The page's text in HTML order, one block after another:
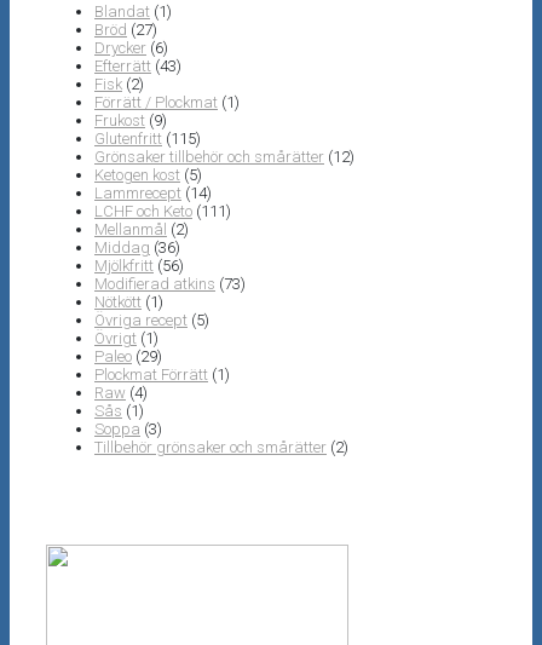
Blandat (1)
Bröd (27)
Drycker (6)
Efterrätt (43)
Fisk (2)
Förrätt / Plockmat (1)
Frukost (9)
Glutenfritt (115)
Grönsaker tillbehör och smårätter (12)
Ketogen kost (5)
Lammrecept (14)
LCHF och Keto (111)
Mellanmål (2)
Middag (36)
Mjölkfritt (56)
Modifierad atkins (73)
Nötkött (1)
Övriga recept (5)
Övrigt (1)
Paleo (29)
Plockmat Förrätt (1)
Raw (4)
Sås (1)
Soppa (3)
Tillbehör grönsaker och smårätter (2)